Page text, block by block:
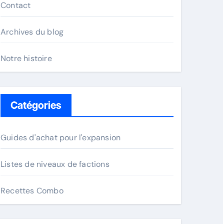
Contact
Archives du blog
Notre histoire
Catégories
Guides d'achat pour l'expansion
Listes de niveaux de factions
Recettes Combo